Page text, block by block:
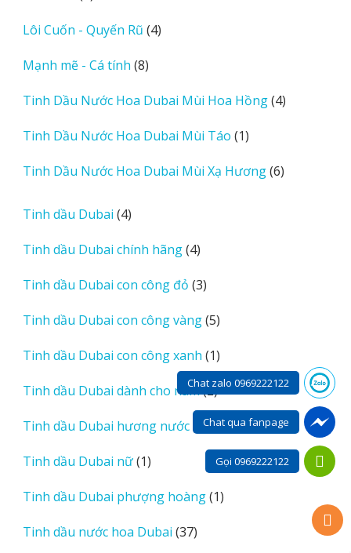
phẩm
Lôi Cuốn - Quyến Rũ 44
Mạnh mẽ - Cá tính 88
phẩm
Tinh Dầu Nước Hoa Dubai Mùi Hoa Hồng 44
Tinh Dầu Nước Hoa Dubai Mùi Táo 11
phẩm
Tinh Dầu Nước Hoa Dubai Mùi Xạ Hương 66
Tinh dầu Dubai 44
phẩm
Tinh dầu Dubai chính hãng 44
phẩm
Tinh dầu Dubai con công đỏ 33
phẩm
Tinh dầu Dubai con công vàng 55
phẩm
Tinh dầu Dubai con công xanh 11
sản
phẩm
Tinh dầu Dubai dành cho nam 22
sản
phẩm
Tinh dầu Dubai hương nước hoa 1818
phẩm
Tinh dầu Dubai nữ 11
phẩm
Tinh dầu Dubai phượng hoàng 11
Tinh dầu nước hoa Dubai 3737
Chat zalo 0969222122
Chat qua fanpage
Gọi 0969222122